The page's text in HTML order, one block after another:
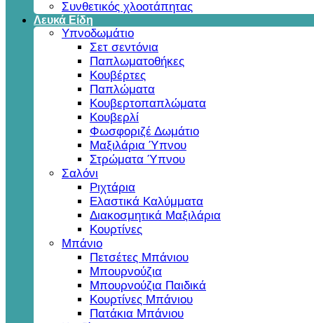
Συνθετικός χλοοτάπητας
Λευκά Είδη
Υπνοδωμάτιο
Σετ σεντόνια
Παπλωματοθήκες
Κουβέρτες
Παπλώματα
Κουβερτοπαπλώματα
Κουβερλί
Φωσφοριζέ Δωμάτιο
Μαξιλάρια Ύπνου
Στρώματα Ύπνου
Σαλόνι
Ριχτάρια
Ελαστικά Καλύμματα
Διακοσμητικά Μαξιλάρια
Κουρτίνες
Μπάνιο
Πετσέτες Μπάνιου
Μπουρνούζια
Μπουρνούζια Παιδικά
Κουρτίνες Μπάνιου
Πατάκια Μπάνιου